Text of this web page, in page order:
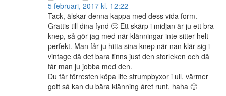
5 februari, 2017 kl. 12:22
Tack, älskar denna kappa med dess vida form.
Grattis till dina fynd 🙂 Ett skärp i midjan är ju ett bra
knep, så gör jag med när klänningar inte sitter helt
perfekt. Man får ju hitta sina knep när nan klär sig i
vintage då det bara finns just den storleken och då
får man ju jobba med den.
Du får förresten köpa lite strumpbyxor i ull, värmer
gott så kan du bära klänning året runt, haha 🙂